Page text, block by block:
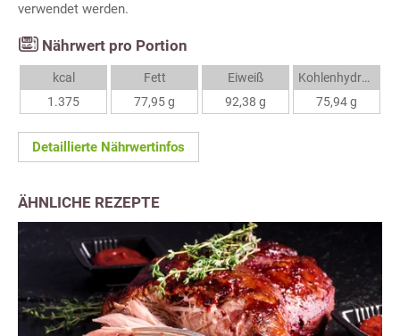
verwendet werden.
Nährwert pro Portion
kcal
1.375
Fett
77,95 g
Eiweiß
92,38 g
Kohlenhydrate
75,94 g
Detaillierte Nährwertinfos
ÄHNLICHE REZEPTE